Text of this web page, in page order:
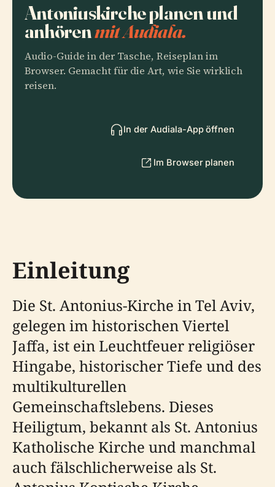
Antoniuskirche planen und
anhörenmit Audiala.
Audio-Guide in der Tasche, Reiseplan im
Browser. Gemacht für die Art, wie Sie wirklich
reisen.
In der Audiala-App öffnen
Im Browser planen
Einleitung
Die St. Antonius-Kirche in Tel Aviv,
gelegen im historischen Viertel
Jaffa, ist ein Leuchtfeuer religiöser
Hingabe, historischer Tiefe und des
multikulturellen
Gemeinschaftslebens. Dieses
Heiligtum, bekannt als St. Antonius
Katholische Kirche und manchmal
auch fälschlicherweise als St.